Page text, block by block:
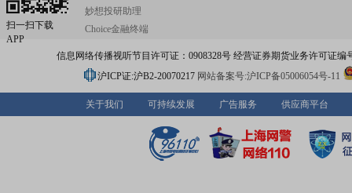
扫一扫下载
APP
妙想投研助理
Choice金融终端
信息网络传播视听节目许可证：0908328号 经营证券期货业务许可证编
沪ICP证:沪B2-20070217 网站备案号:沪ICP备05006054号-11
关于我们 可持续发展 广告服务 供应商平台